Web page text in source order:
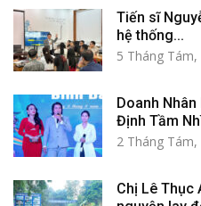
Tiến sĩ
hệ thống...
5 Tháng Tám,
Doanh
Định Tầm
2 Tháng Tám,
Chị Lê Thục